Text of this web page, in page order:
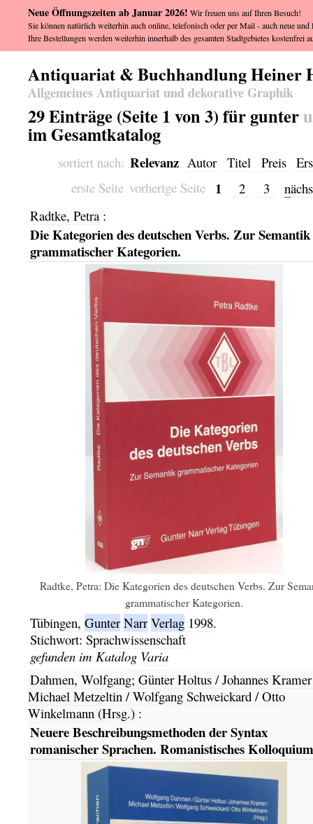
Antiquariat & Buchhandlung Heiner
Allgemeines Antiquariat und dekorative Graphik
29 Einträge (Seite 1 von 3) für gunter
im Gesamtkatalog
sortiert nach: Relevanz Autor Titel Preis
erste Seite vorherige Seite 1 2 3 n
Radtke, Petra:
Die Kategorien des deutschen Verbs. Zur Semantik
grammatischer Kategorien.
Radtke, Petra: Die Kategorien des deutschen Verbs. Zur
grammatischer Kategorien.
Tübingen, Gunter Narr Verlag 1998.
Stichwort: Sprachwissenschaft
gefunden im Katalog Varia
Dahmen, Wolfgang; Günter Holtus / Johannes
Michael Metzeltin / Wolfgang Schweickard / Otto
Winkelmann (Hrsg.) :
Neuere Beschreibungsmethoden der Syntax
romanischer Sprachen. Romanistisches
Neue Öffnungszeiten ab Januar 2026! Wir freuen uns auf Ihren Besuch!
Sie können natürlich weiterhin auch online, telefonisch oder per Mail - auch neue
Ihre Bestellungen werden weiterhin innerhalb des gesamten Stadtgebietes kostenfrei